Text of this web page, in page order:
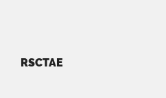
RSCTAE